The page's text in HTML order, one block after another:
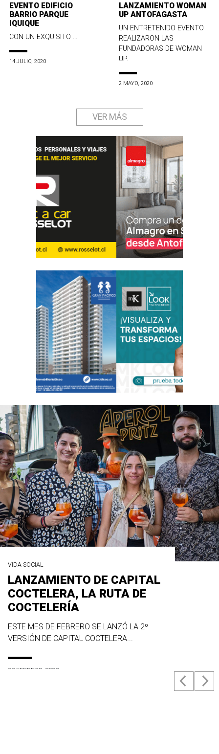
EVENTO EDIFICIO
BARRIO PARQUE
IQUIQUE
CON UN EXQUISITO ...
14 JULIO, 2020
LANZAMIENTO WOMAN
UP ANTOFAGASTA
UN ENTRETENIDO EVENTO
REALIZARON LAS
FUNDADORAS DE WOMAN
UP.
2 MAYO, 2020
VER MÁS
VIDA SOCIAL
LANZAMIENTO DE CAPITAL
COCTELERA, LA RUTA DE
COCTELERÍA
ESTE MES DE FEBRERO SE LANZÓ LA 2º
VERSIÓN DE CAPITAL COCTELERA...
23 FEBRERO, 2022